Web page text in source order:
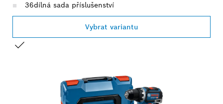
36dílná sada příslušenství
Vybrat variantu